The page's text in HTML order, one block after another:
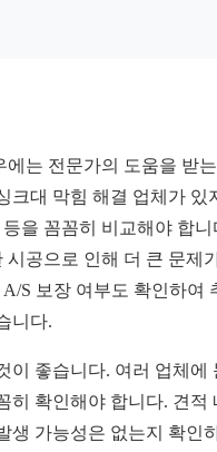
는 전문가의 도움을 받
크대 막힘 해결 업체가 있
을 꼼꼼히 비교해야 합니
공으로 인해 더 큰 문제
S 보장 여부도 확인하여
니다.
이 좋습니다. 여러 업체에
히 확인해야 합니다. 견적
생 가능성은 없는지 확인